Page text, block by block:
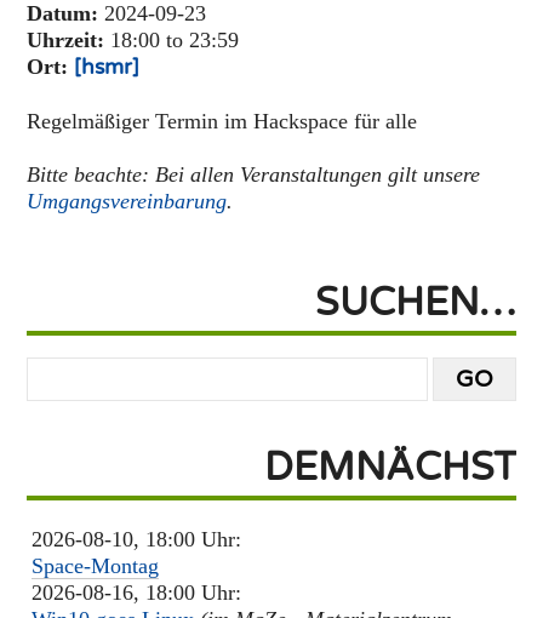
Datum: 2024-09-23
Uhrzeit: 18:00 to 23:59
Ort: [hsmr]
Regelmäßiger Termin im Hackspace für alle
Bitte beachte: Bei allen Veranstaltungen gilt unsere
Umgangsvereinbarung.
SUCHEN…
DEMNÄCHST
2026-08-10, 18:00 Uhr:
Space-Montag
2026-08-16, 18:00 Uhr: